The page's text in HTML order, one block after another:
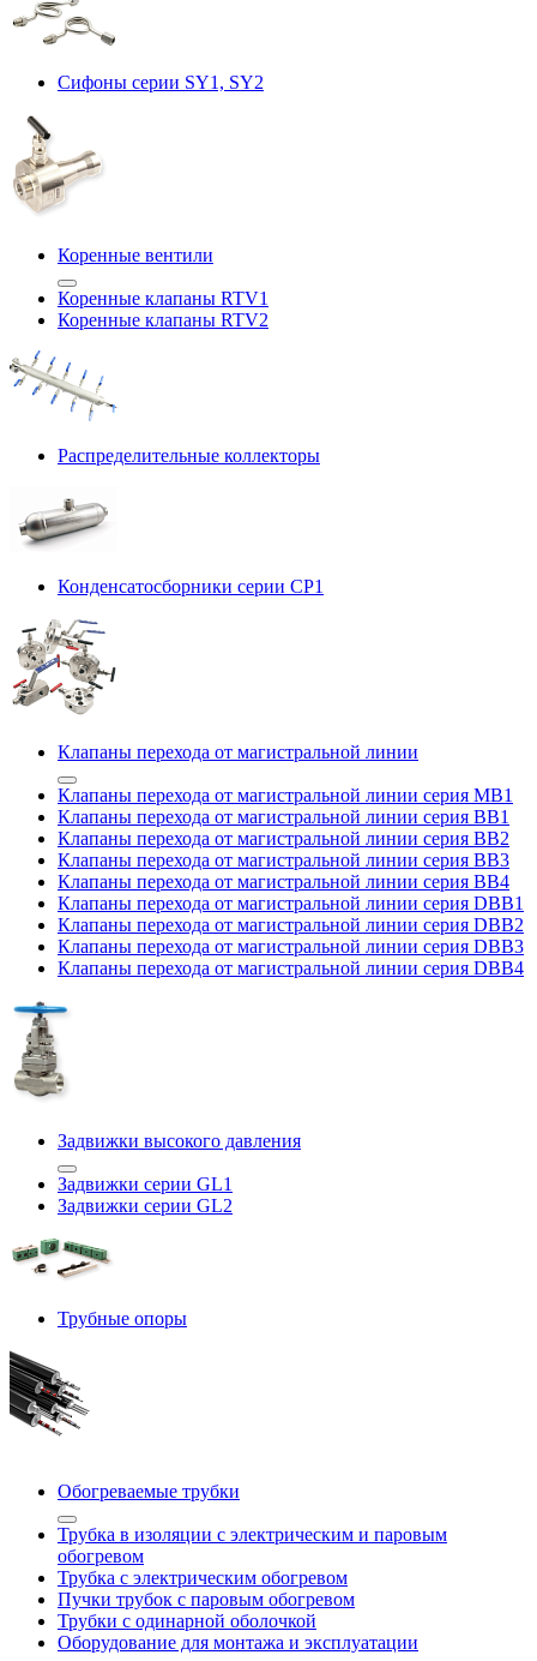
Сифоны серии SY1, SY2
Коренные вентили
Коренные клапаны RTV1
Коренные клапаны RTV2
Распределительные коллекторы
Конденсатосборники серии CP1
Клапаны перехода от магистральной линии
Клапаны перехода от магистральной линии серия MB1
Клапаны перехода от магистральной линии серия BB1
Клапаны перехода от магистральной линии серия BB2
Клапаны перехода от магистральной линии серия BB3
Клапаны перехода от магистральной линии серия BB4
Клапаны перехода от магистральной линии серия DBB1
Клапаны перехода от магистральной линии серия DBB2
Клапаны перехода от магистральной линии серия DBB3
Клапаны перехода от магистральной линии серия DBB4
Задвижки высокого давления
Задвижки серии GL1
Задвижки серии GL2
Трубные опоры
Обогреваемые трубки
Трубка в изоляции с электрическим и паровым
обогревом
Трубка с электрическим обогревом
Пучки трубок с паровым обогревом
Трубки с одинарной оболочкой
Оборудование для монтажа и эксплуатации